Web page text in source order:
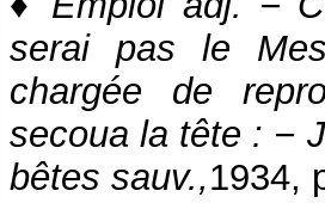
serai pas le
chargée de
secoua la tête : −
bêtes sauv.,1934,